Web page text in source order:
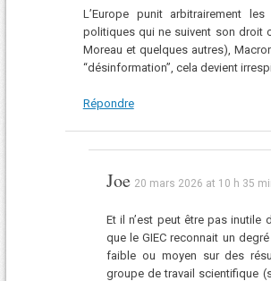
L’Europe punit arbitrairement les
politiques qui ne suivent son droit
Moreau et quelques autres),
“désinformation”, cela devient
Répondre
Joe 20 mars 2026 at 10 h 35
Et il n’est peut être pas inutile
que le GIEC reconnait un
faible ou moyen sur des
groupe de travail scientifique